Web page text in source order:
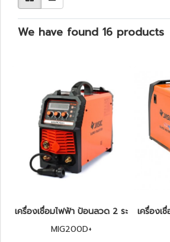
We have found 16 products
เครื่องเชื่อมไฟฟ้า ป้อนลวด 2 ระบบ
MIG200D+
เครื่องเ